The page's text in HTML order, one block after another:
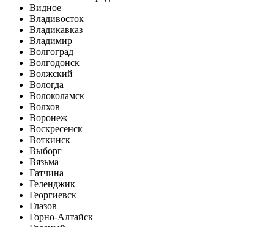
Видное
Владивосток
Владикавказ
Владимир
Волгоград
Волгодонск
Волжский
Вологда
Волоколамск
Волхов
Воронеж
Воскресенск
Воткинск
Выборг
Вязьма
Гатчина
Геленджик
Георгиевск
Глазов
Горно-Алтайск